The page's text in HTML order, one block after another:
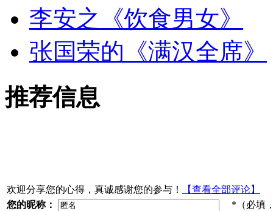
李安之《饮食男女》
张国荣的《满汉全席》
推荐信息
欢迎分享您的心得，真诚感谢您的参与！
【查看全部评论】
您的昵称：
*（必填